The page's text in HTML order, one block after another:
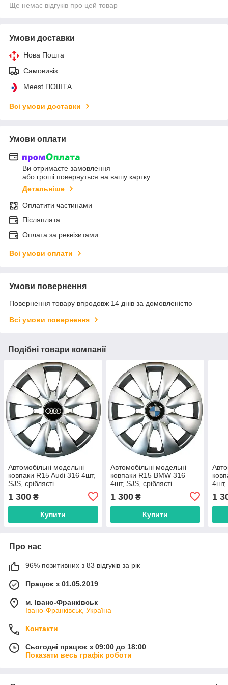
Ще немає відгуків про цей товар
Умови доставки
Нова Пошта
Самовивіз
Meest ПОШТА
Всі умови доставки
Умови оплати
Ви отримаєте замовлення
або гроші повернуться на вашу картку
Детальніше
Оплатити частинами
Післяплата
Оплата за реквізитами
Всі умови оплати
Умови повернення
Повернення товару впродовж 14 днів за домовленістю
Всі умови повернення
Подібні товари компанії
Автомобільні модельні
ковпаки R15 Audi 316 4шт,
SJS, сріблясті
1 300 ₴
Купити
Автомобільні модельні
ковпаки R15 BMW 316
4шт, SJS, сріблясті
1 300₴
Купити
4шт,
1
Про нас
96% позитивних з 83 відгуків за рік
Працює з 01.05.2019
м. Івано-Франківськ
Івано-Франківськ, Україна
Контакти
Сьогодні працює з 09:00 до 18:00
Показати весь графік роботи